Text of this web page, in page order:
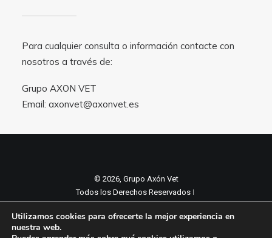
Para cualquier consulta o información contacte con
nosotros a través de:
Grupo AXON VET
Email: axonvet@axonvet.es
© 2026, Grupo Axón Vet
Todos los Derechos Reservados ǀ
Política de cookies
Utilizamos cookies para ofrecerte la mejor experiencia en
nuestra web.